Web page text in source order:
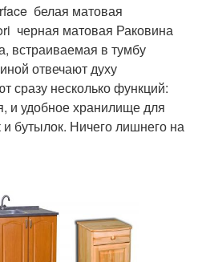
белая матовая
черная матовая Раковина
встраиваемая в тумбу
отвечают духу
сразу несколько функций:
и удобное хранилище для
бутылок. Ничего лишнего на